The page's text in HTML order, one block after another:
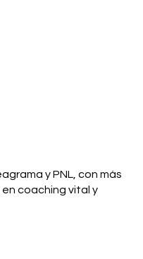
y PNL, con más
coaching vital y